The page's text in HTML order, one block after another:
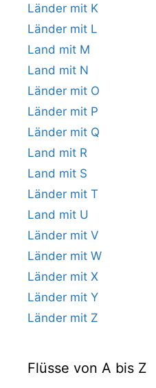
Länder mit K
Länder mit L
Land mit M
Land mit N
Länder mit O
Länder mit P
Länder mit Q
Land mit R
Land mit S
Länder mit T
Land mit U
Länder mit V
Länder mit W
Länder mit X
Länder mit Y
Länder mit Z
Flüsse von A bis Z